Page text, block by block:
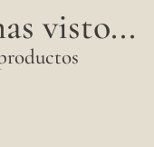
visto...